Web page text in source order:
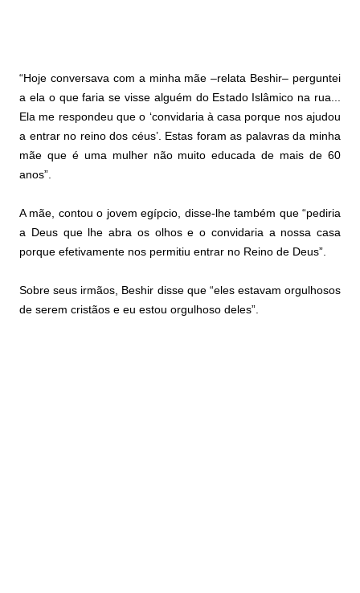
“Hoje conversava com a minha mãe –relata Beshir– perguntei
a ela o que faria se visse alguém do Estado Islâmico na rua...
Ela me respondeu que o ‘convidaria à casa porque nos ajudou
a entrar no reino dos céus’. Estas foram as palavras da minha
mãe que é uma mulher não muito educada de mais de 60
anos”.
A mãe, contou o jovem egípcio, disse-lhe também que “pediria
a Deus que lhe abra os olhos e o convidaria a nossa casa
porque efetivamente nos permitiu entrar no Reino de Deus”.
Sobre seus irmãos, Beshir disse que “eles estavam orgulhosos
de serem cristãos e eu estou orgulhoso deles”.